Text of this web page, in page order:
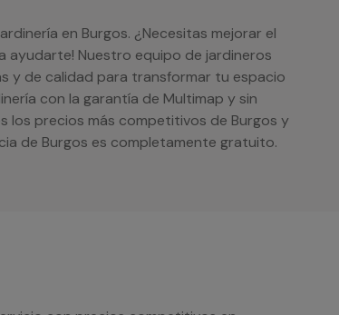
en Burgos. ¿Necesitas mejorar el
ayudarte! Nuestro equipo de jardineros
y de calidad para transformar tu espacio
con la garantía de Multimap y sin
los precios más competitivos de Burgos y
de Burgos es completamente gratuito.